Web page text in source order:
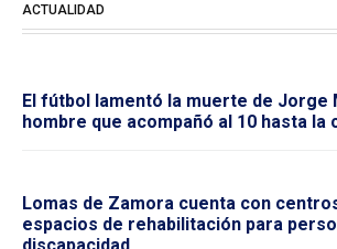
ACTUALIDAD
El fútbol lamentó la muerte de Jorge
hombre que acompañó al 10 hasta la
Lomas de Zamora cuenta con
espacios de rehabilitación para
discapacidad